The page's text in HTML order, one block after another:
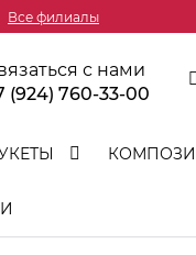
Все филиалы
с нами
(924) 760-33-00